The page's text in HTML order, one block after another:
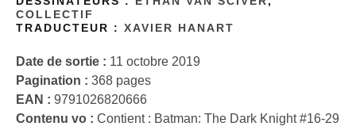
COLLECTIF
TRADUCTEUR : XAVIER HANART
Date de sortie : 11 octobre 2019
Pagination : 368 pages
EAN : 9791026820666
Contenu vo : Contient : Batman: The Dark Knight #16-29